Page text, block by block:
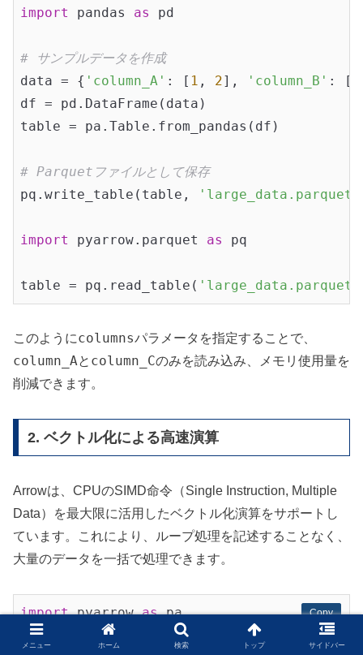
import
pandas as pd
# サンプルデータを作成
data = { 'column_A' : [ 1 , 2], 'column_B' : [
df = pd.DataFrame(data)
table = pa.Table.from_pandas(df)
# Parquetファイルとして保存
pq.write_table(table,
'large_data.parquet'
import pyarrow.parquet as pq
table = pq.read_table( 'large_data.parquet'
このようにcolumnsパラメータを指定することで、
column_Aと column_Cのみを読み込み、メモリ使用量を
削減できます。
2. ベクトル化による高速演算
Arrowは、CPUのSIMD命令（Single Instruction, Multiple
Data）を最大限に活用したベクトル化演算をサポートし
ています。これにより、ループ処理を記述することなく、
大量のデータを一括で処理できます。
Copy
Copy
import pyarrow as
import
pandas
メニュー ホーム 検索 トップ サイドバー